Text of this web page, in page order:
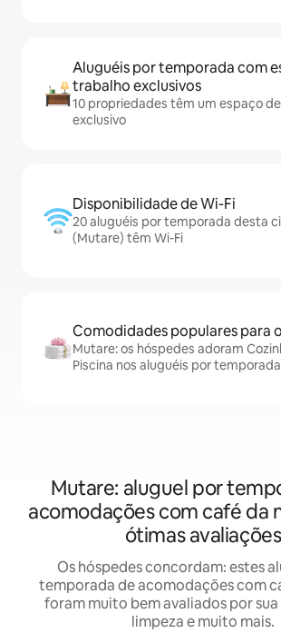
Aluguéis por temporada com
trabalho exclusivos
10 propriedades têm um espaço
exclusivo
Disponibilidade de Wi-Fi
20 aluguéis por temporada desta
(Mutare) têm Wi-Fi
Comodidades populares para
Mutare: os hóspedes adoram
Piscina nos aluguéis por
Mutare: aluguel por
acomodações com café da
ótimas avaliações
Os hóspedes concordam: estes
temporada de acomodações com
foram muito bem avaliados por
limpeza e muito mais.